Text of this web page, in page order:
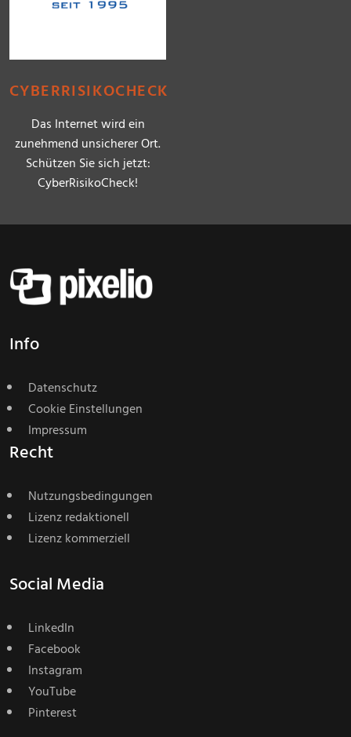
CYBERRISIKOCHECK
Das Internet wird ein
zunehmend unsicherer Ort.
Schützen Sie sich jetzt:
CyberRisikoCheck!
Info
Datenschutz
Cookie Einstellungen
Impressum
Recht
Nutzungsbedingungen
Lizenz redaktionell
Lizenz kommerziell
Social Media
LinkedIn
Facebook
Instagram
YouTube
Pinterest